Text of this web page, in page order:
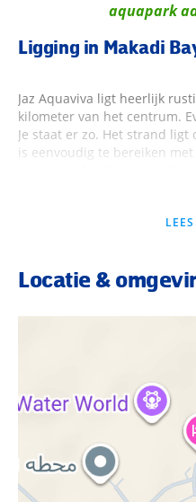
aquapark
Ligging in Makadi
Jaz Aquaviva ligt heerlijk
kilometer van het centrum.
Je staat er zo. Het strand
is eenvoudig te bereiken
gemak. Ook handig: de
centrum en het strand (€)
buffetrestaurant Amaraya of
carterestaurants Paprika
Felfela voor lokale smaken.
snackbar voor een
Buiten wacht het echte
Locatie &